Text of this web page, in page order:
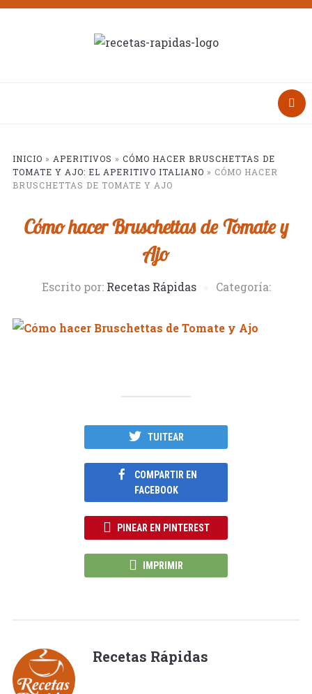
INICIO » APERITIVOS » CÓMO HACER BRUSCHETTAS DE
TOMATE Y AJO: EL APERITIVO ITALIANO » CÓMO HACER
BRUSCHETTAS DE TOMATE Y AJO
Cómo hacer Bruschettas de Tomate y
Ajo
Escrito por: Recetas Rápidas Categoría:
TUITEAR
COMPARTIR EN
FACEBOOK
PINEAR EN PINTEREST
IMPRIMIR
Recetas Rápidas